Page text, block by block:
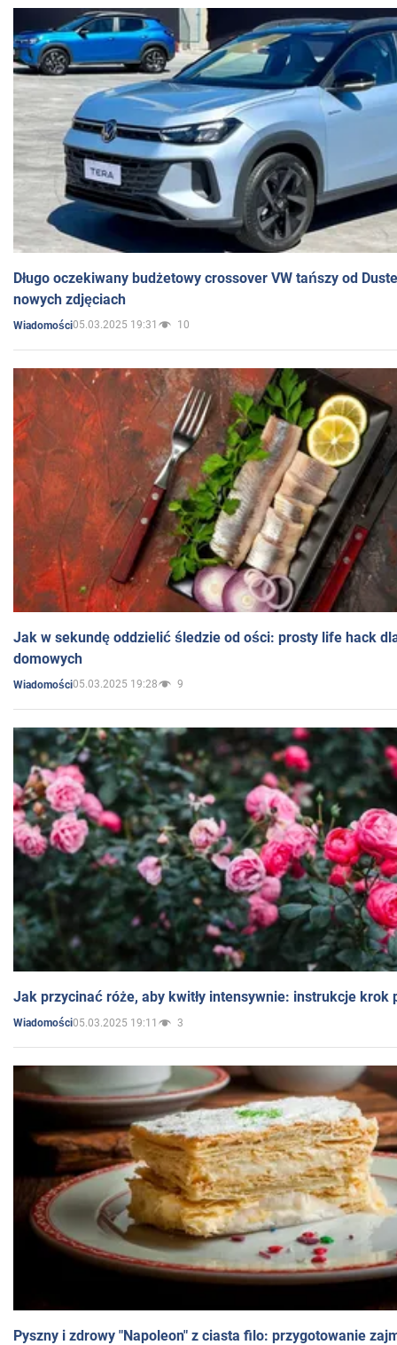
Długo oczekiwany budżetowy crossover VW tańszy od
nowych zdjęciach
Wiadomości05.03.2025 19:31 10
Jak w sekundę oddzielić śledzie od ości: prosty life hack
domowych
Wiadomości05.03.2025 19:28 9
Jak przycinać róże, aby kwitły intensywnie: instrukcje krok
Wiadomości05.03.2025 19:11 3
Pyszny i zdrowy "Napoleon" z ciasta filo: przygotowanie